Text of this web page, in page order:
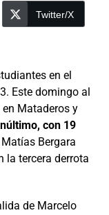
Twitter/X
en el
Este domingo al
Mataderos y
con 19
Bergara
la tercera derrota
de Marcelo